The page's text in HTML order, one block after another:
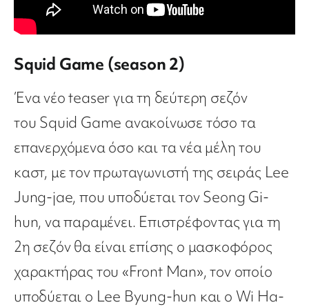
Squid Game (season 2)
Ένα νέο teaser για τη δεύτερη σεζόν
του Squid Game ανακοίνωσε τόσο τα
επανερχόμενα όσο και τα νέα μέλη του
καστ, με τον πρωταγωνιστή της σειράς Lee
Jung-jae, που υποδύεται τον Seong Gi-
hun, να παραμένει. Επιστρέφοντας για τη
2η σεζόν θα είναι επίσης ο μασκοφόρος
χαρακτήρας του «Front Man», τον οποίο
υποδύεται ο Lee Byung-hun και ο Wi Ha-